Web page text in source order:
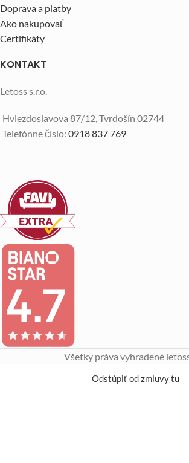
Doprava a platby
Ako nakupovať
Certifikáty
KONTAKT
Letoss s.r.o.
Hviezdoslavova 87/12, Tvrdošín 02744
Telefónne číslo: 0918 837 769
Všetky práva vyhradené
Odstúpiť od zmluvy tu